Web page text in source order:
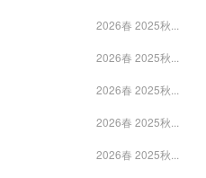
2026春 2025秋...
2026春 2025秋...
2026春 2025秋...
2026春 2025秋...
2026春 2025秋...